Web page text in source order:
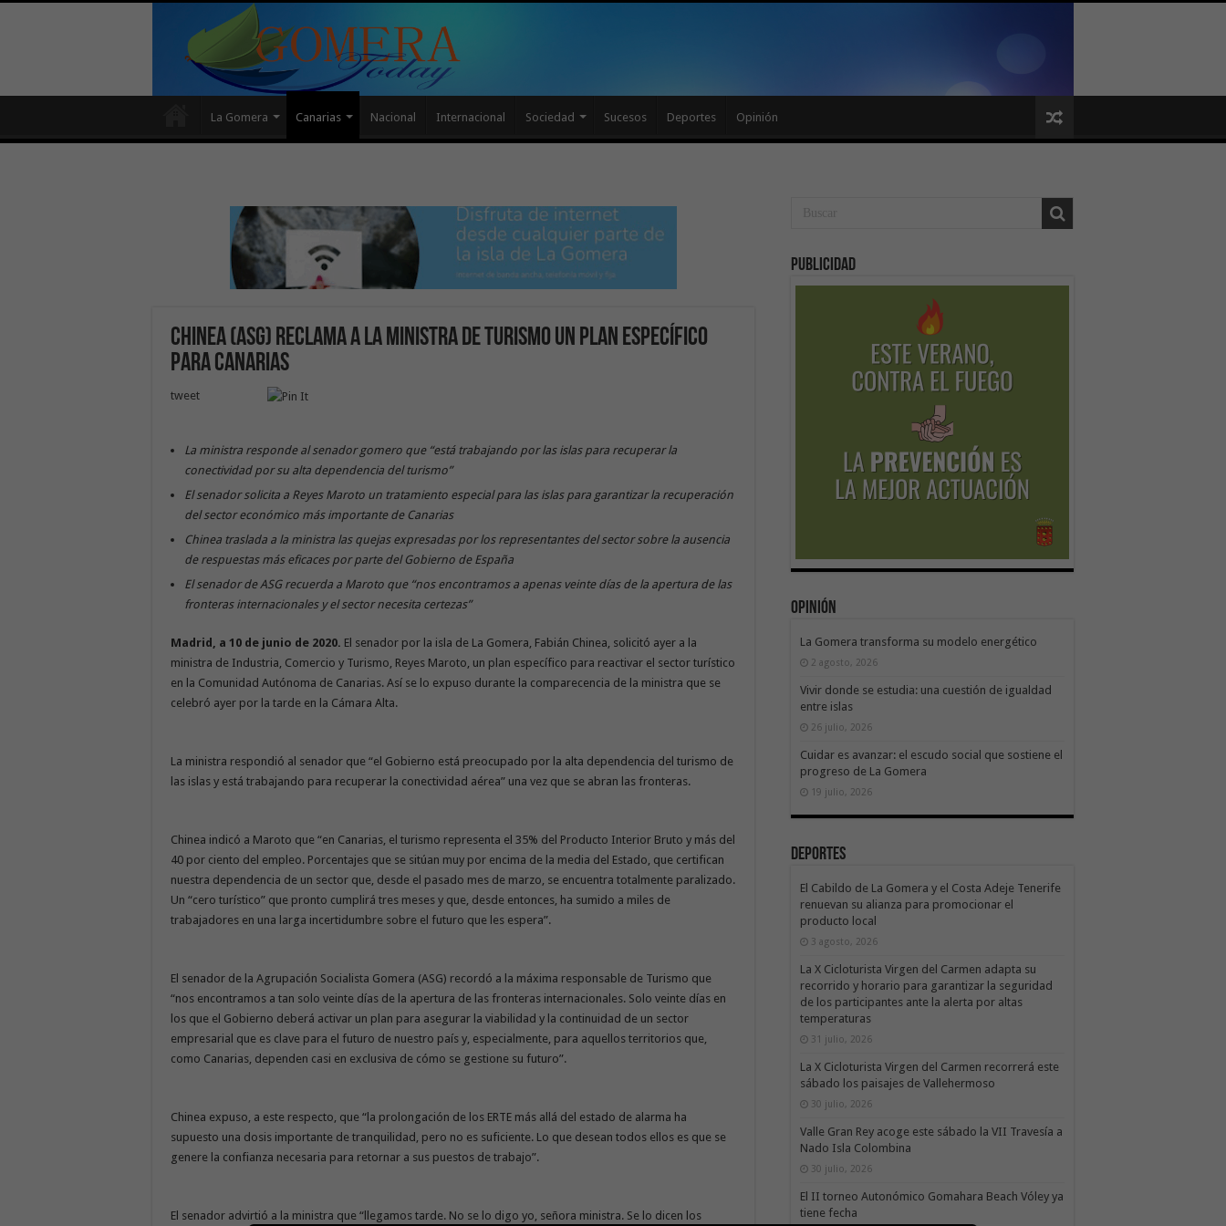
La Gomera Canarias Nacional Internacional Sociedad Sucesos Deportes Opinión
Chinea (ASG) reclama a la ministra de Turismo un plan específico
para Canarias
tweet
La ministra responde al senador gomero que “está trabajando por las islas para recuperar la
conectividad por su alta dependencia del turismo”
El senador solicita a Reyes Maroto un tratamiento especial para las islas para garantizar la recuperación
del sector económico más importante de Canarias
Chinea traslada a la ministra las quejas expresadas por los representantes del sector sobre la ausencia
de respuestas más eficaces por parte del Gobierno de España
El senador de ASG recuerda a Maroto que “nos encontramos a apenas veinte días de la apertura de las
fronteras internacionales y el sector necesita certezas”
Madrid, a 10 de junio de 2020. El senador por la isla de La Gomera, Fabián Chinea, solicitó ayer a la
ministra de Industria, Comercio y Turismo, Reyes Maroto, un plan específico para reactivar el sector turístico
en la Comunidad Autónoma de Canarias. Así se lo expuso durante la comparecencia de la ministra que se
celebró ayer por la tarde en la Cámara Alta.
La ministra respondió al senador que “el Gobierno está preocupado por la alta dependencia del turismo de
las islas y está trabajando para recuperar la conectividad aérea” una vez que se abran las fronteras.
Chinea indicó a Maroto que “en Canarias, el turismo representa el 35% del Producto Interior Bruto y más del
40 por ciento del empleo. Porcentajes que se sitúan muy por encima de la media del Estado, que certifican
nuestra dependencia de un sector que, desde el pasado mes de marzo, se encuentra totalmente paralizado.
Un “cero turístico” que pronto cumplirá tres meses y que, desde entonces, ha sumido a miles de
trabajadores en una larga incertidumbre sobre el futuro que les espera”.
El senador de la Agrupación Socialista Gomera (ASG) recordó a la máxima responsable de Turismo que
“nos encontramos a tan solo veinte días de la apertura de las fronteras internacionales. Solo veinte días en
los que el Gobierno deberá activar un plan para asegurar la viabilidad y la continuidad de un sector
empresarial que es clave para el futuro de nuestro país y, especialmente, para aquellos territorios que,
como Canarias, dependen casi en exclusiva de cómo se gestione su futuro”.
Chinea expuso, a este respecto, que “la prolongación de los ERTE más allá del estado de alarma ha
supuesto una dosis importante de tranquilidad, pero no es suficiente. Lo que desean todos ellos es que se
genere la confianza necesaria para retornar a sus puestos de trabajo”.
El senador advirtió a la ministra que “llegamos tarde. No se lo digo yo, señora ministra. Se lo dicen los
Publicidad
Opinión
La Gomera transforma su modelo energético
2 agosto, 2026
Vivir donde se estudia: una cuestión de igualdad
entre islas
26 julio, 2026
Cuidar es avanzar: el escudo social que sostiene el
progreso de La Gomera
19 julio, 2026
Deportes
El Cabildo de La Gomera y el Costa Adeje Tenerife
renuevan su alianza para promocionar el
producto local
3 agosto, 2026
La X Cicloturista Virgen del Carmen adapta su
recorrido y horario para garantizar la seguridad
de los participantes ante la alerta por altas
temperaturas
31 julio, 2026
La X Cicloturista Virgen del Carmen recorrerá este
sábado los paisajes de Vallehermoso
30 julio, 2026
Valle Gran Rey acoge este sábado la VII Travesía a
Nado Isla Colombina
30 julio, 2026
El II torneo Autonómico Gomahara Beach Vóley ya
tiene fecha